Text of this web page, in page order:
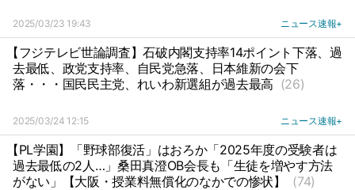
2025/03/23 19:43 ニュース速報+
【フジテレビ世論調査】石破内閣支持率14ポイント下落、過
去最低、政党支持率、自民党急落、日本維新の会下
落・・・国民民主党、れいわ新選組が過去最高 (26)
2025/03/24 12:15 ニュース速報+
【PL学園】「野球部復活」はおろか「2025年度の受験者は
過去最低の2人…」桑田真澄OB会長も「生徒を増やす方法
がない」【大阪・授業料無償化のなかでの惨状】
(74)